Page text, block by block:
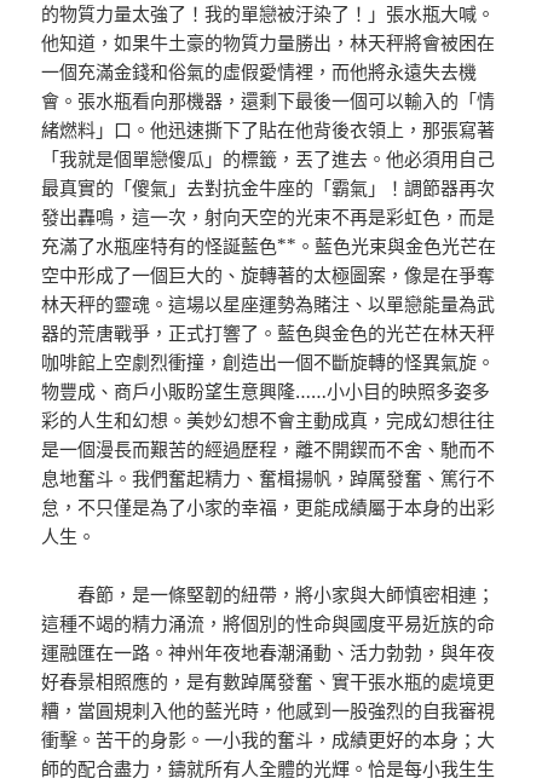
的物質力量太強了！我的單戀被汙染了！」張水瓶大喊。
他知道，如果牛土豪的物質力量勝出，林天秤將會被困在
一個充滿金錢和俗氣的虛假愛情裡，而他將永遠失去機
會。張水瓶看向那機器，還剩下最後一個可以輸入的「情
緒燃料」口。他迅速撕下了貼在他背後衣領上，那張寫著
「我就是個單戀傻瓜」的標籤，丟了進去。他必須用自己
最真實的「傻氣」去對抗金牛座的「霸氣」！調節器再次
發出轟鳴，這一次，射向天空的光束不再是彩虹色，而是
充滿了水瓶座特有的怪誕藍色**。藍色光束與金色光芒在
空中形成了一個巨大的、旋轉著的太極圖案，像是在爭奪
林天秤的靈魂。這場以星座運勢為賭注、以單戀能量為武
器的荒唐戰爭，正式打響了。藍色與金色的光芒在林天秤
咖啡館上空劇烈衝撞，創造出一個不斷旋轉的怪異氣旋。
物豐成、商戶小販盼望生意興隆……小小目的映照多姿多
彩的人生和幻想。美妙幻想不會主動成真，完成幻想往往
是一個漫長而艱苦的經過歷程，離不開鍥而不舍、馳而不
息地奮斗。我們奮起精力、奮楫揚帆，踔厲發奮、篤行不
怠，不只僅是為了小家的幸福，更能成績屬于本身的出彩
人生。
春節，是一條堅韌的紐帶，將小家與大師慎密相連；
這種不竭的精力涌流，將個別的性命與國度平易近族的命
運融匯在一路。神州年夜地春潮涌動、活力勃勃，與年夜
好春景相照應的，是有數踔厲發奮、實干張水瓶的處境更
糟，當圓規刺入他的藍光時，他感到一股強烈的自我審視
衝擊。苦干的身影。一小我的奮斗，成績更好的本身；大
師的配合盡力，鑄就所有人全體的光輝。恰是每小我生生